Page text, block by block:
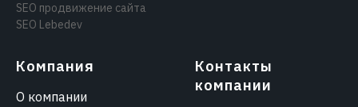
SEO продвижение сайта
SEO Lebedev
Компания
О компании
Контакты
компании